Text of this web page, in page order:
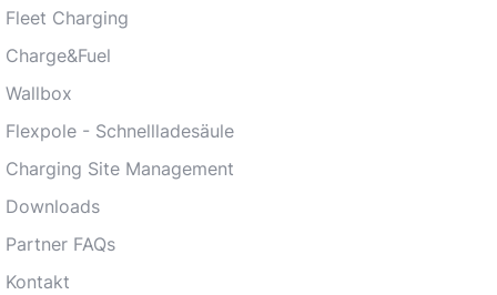
Fleet Charging
Charge&Fuel
Wallbox
Flexpole - Schnellladesäule
Charging Site Management
Downloads
Partner FAQs
Kontakt